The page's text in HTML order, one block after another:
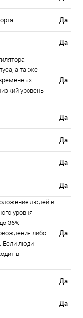
Да
Да
а также
уровень
Да
Да
Да
Да
Да
людей в
уровня
36%
либо
Если люди
в
Да
Да
Да